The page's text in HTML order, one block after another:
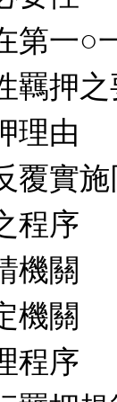
第一
羈押
理由
覆實
程序
機關
機關
程序